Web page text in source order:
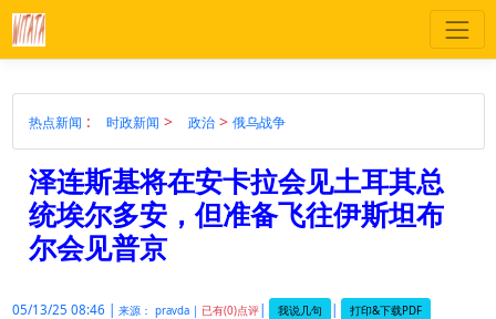
热点新闻 : 时政新闻 > 政治 > 俄乌战争
泽连斯基将在安卡拉会见土耳其总
统埃尔多安，但准备飞往伊斯坦布
尔会见普京
05/13/25 08:46 | 来源： pravda | 已有(0)点评| 我说几句 | 打印&下载PDF